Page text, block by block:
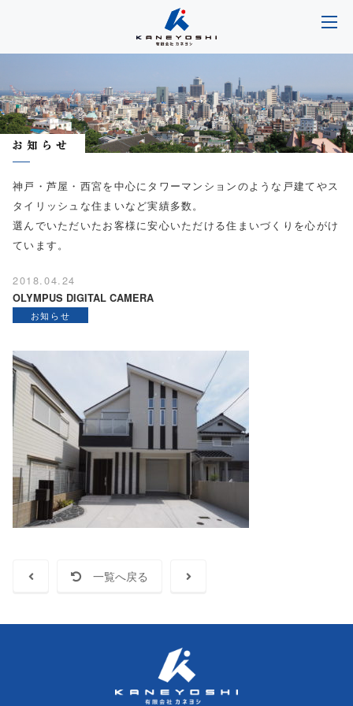
神戸・芦屋・西宮を中心にタワーマンションのような戸建てやス
タイリッシュな住まいなど実績多数。
選んでいただいたお客様に安心いただける住まいづくりを心がけ
ています。
2018.04.24
OLYMPUS DIGITAL CAMERA
お知らせ
一覧へ戻る